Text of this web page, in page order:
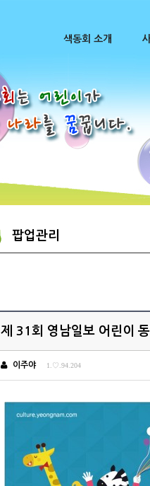
색동회 소개
팝업관리
제 31회 영남일보 어린이
이주야 1.♡.94.204